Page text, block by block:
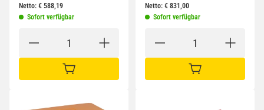
Netto: € 588,19
Sofort verfügbar
IN DEN WARENKORB
Netto: € 831,00
Sofort verfügbar
IN DEN WARENKORB